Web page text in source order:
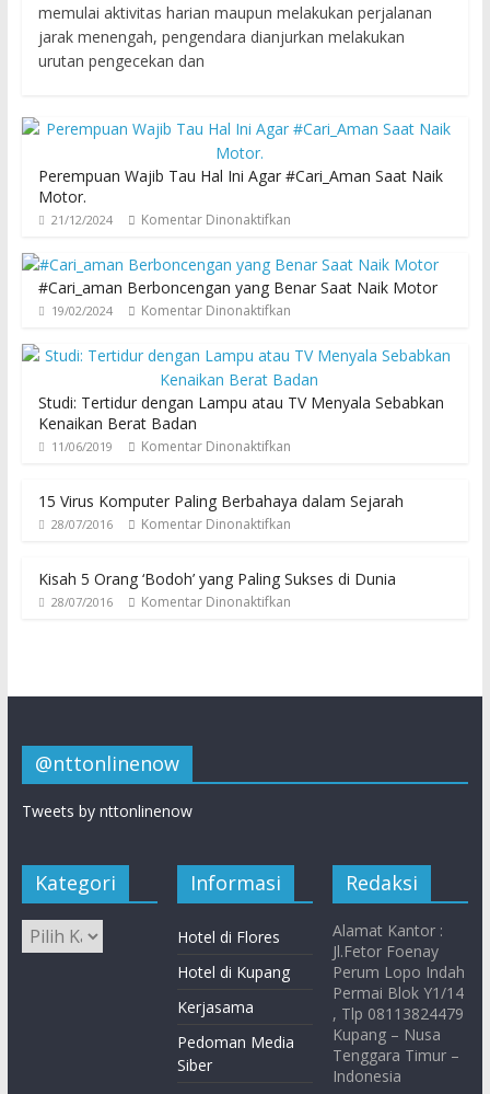
memulai aktivitas harian maupun melakukan perjalanan
jarak menengah, pengendara dianjurkan melakukan
urutan pengecekan dan
Perempuan Wajib Tau Hal Ini Agar #Cari_Aman Saat Naik
Motor.
21/12/2024 Komentar Dinonaktifkan
#Cari_aman Berboncengan yang Benar Saat Naik Motor
19/02/2024 Komentar Dinonaktifkan
Studi: Tertidur dengan Lampu atau TV Menyala Sebabkan
Kenaikan Berat Badan
11/06/2019 Komentar Dinonaktifkan
15 Virus Komputer Paling Berbahaya dalam Sejarah
28/07/2016 Komentar Dinonaktifkan
Kisah 5 Orang ‘Bodoh’ yang Paling Sukses di Dunia
28/07/2016 Komentar Dinonaktifkan
@nttonlinenow
Tweets by nttonlinenow
Kategori Informasi
Hotel di Flores
Hotel di Kupang
Kerjasama
Pedoman Media
Siber
Redaksi
Alamat Kantor :
Jl.Fetor Foenay
Perum Lopo Indah
Permai Blok Y1/14
, Tlp 08113824479
Kupang – Nusa
Tenggara Timur –
Indonesia